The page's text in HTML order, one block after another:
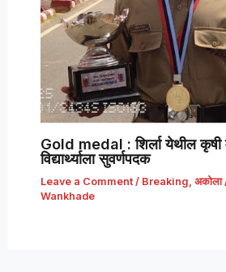
Gold medal : शिर्ला येथील कृषी
विद्यार्थ्याला सुवर्णपदक
Leave a Comment / Breaking अकोला
Wankhade